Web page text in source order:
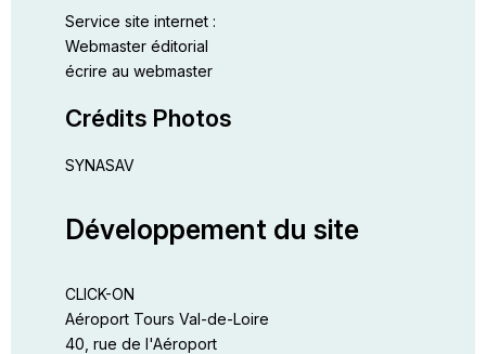
Service site internet :
Webmaster éditorial
écrire au webmaster
Crédits Photos
SYNASAV
Développement du site
CLICK-ON
Aéroport Tours Val-de-Loire
40, rue de l'Aéroport